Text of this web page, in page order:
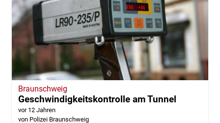
Braunschweig
Geschwindigkeitskontrolle am Tunnel
vor 12 Jahren
von Polizei Braunschweig